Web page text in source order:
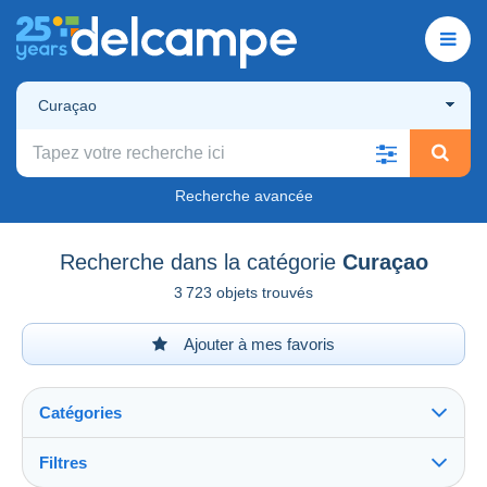
Curaçao
Recherche avancée
Recherche dans la catégorie Curaçao
3 723 objets trouvés
Ajouter à mes favoris
Catégories
Filtres